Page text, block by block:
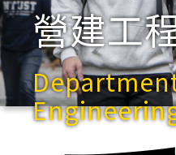
營建工